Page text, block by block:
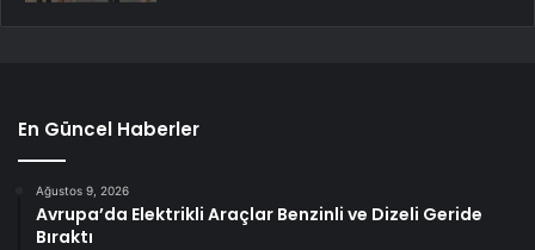
En Güncel Haberler
Ağustos 9, 2026
Avrupa’da Elektrikli Araçlar Benzinli ve Dizeli Geride
Bıraktı